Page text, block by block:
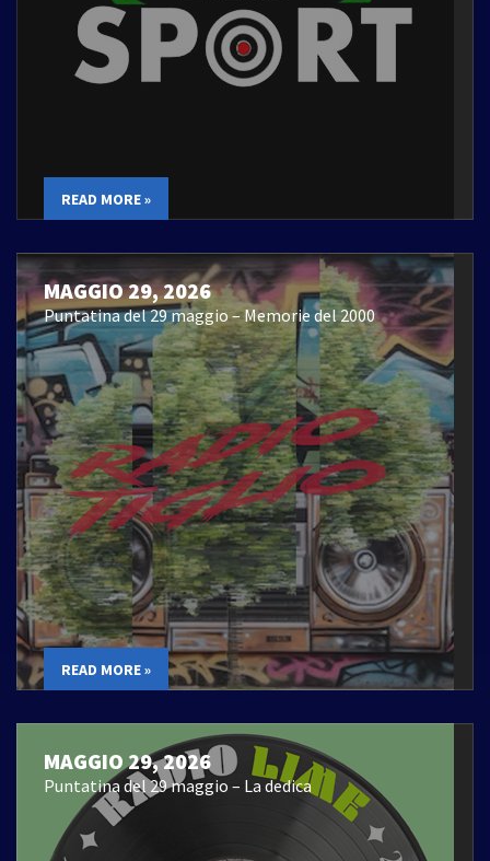
READ MORE »
MAGGIO 29, 2026
Puntatina del 29 maggio – Memorie del 2000
READ MORE »
MAGGIO 29, 2026
Puntatina del 29 maggio – La dedica